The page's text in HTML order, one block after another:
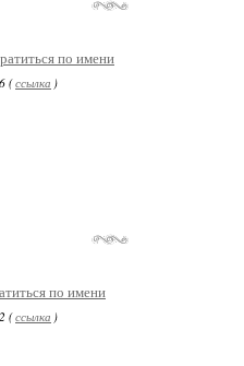
по имени
(ссылка )
по имени
(ссылка )